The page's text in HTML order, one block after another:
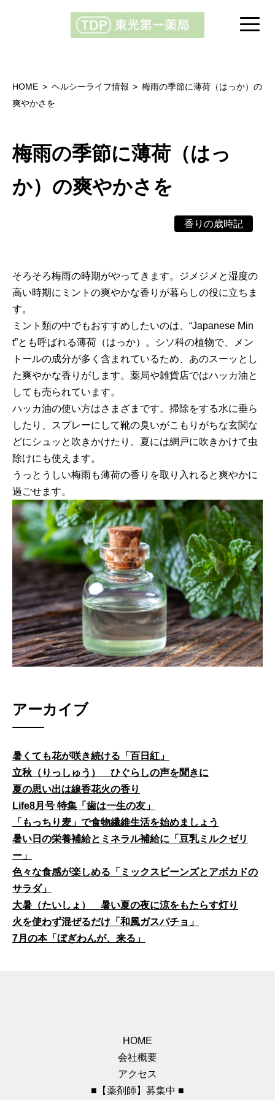
HOME ヘルシーライフ情報
梅雨の季節に薄荷（はっか）の
爽やかさを
梅雨の季節に薄荷（はっ
か）の爽やかさを
香りの歳時記
そろそろ梅雨の時期がやってきます。ジメジメと湿度の
高い時期にミントの爽やかな香りが暮らしの役に立ちま
す。
ミント類の中でもおすすめしたいのは、“Japanese Min
t”とも呼ばれる薄荷（はっか）。シソ科の植物で、メン
トールの成分が多く含まれているため、あのスーッとし
た爽やかな香りがします。薬局や雑貨店ではハッカ油と
しても売られています。
ハッカ油の使い方はさまざまです。掃除をする水に垂ら
したり、スプレーにして靴の臭いがこもりがちな玄関な
どにシュッと吹きかけたり。夏には網戸に吹きかけて虫
除けにも使えます。
うっとうしい梅雨も薄荷の香りを取り入れると爽やかに
過ごせます。
アーカイブ
暑くても花が咲き続ける「百日紅」
立秋（りっしゅう） ひぐらしの声を聞きに
夏の思い出は線香花火の香り
Life8月号 特集「歯は一生の友」
「もっちり麦」で食物繊維生活を始めましょう
暑い日の栄養補給とミネラル補給に「豆乳ミルクゼリ
ー」
色々な食感が楽しめる「ミックスビーンズとアボカドの
サラダ」
大暑（たいしょ） 暑い夏の夜に涼をもたらす灯り
火を使わず混ぜるだけ「和風ガスパチョ」
7月の本「ぼぎわんが、来る」
HOME
会社概要
アクセス
■【薬剤師】募集中 ■